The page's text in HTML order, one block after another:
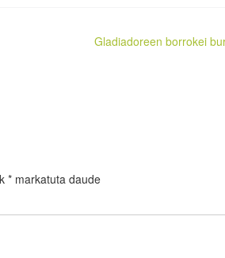
Gladiadoreen borrokei
* markatuta daude